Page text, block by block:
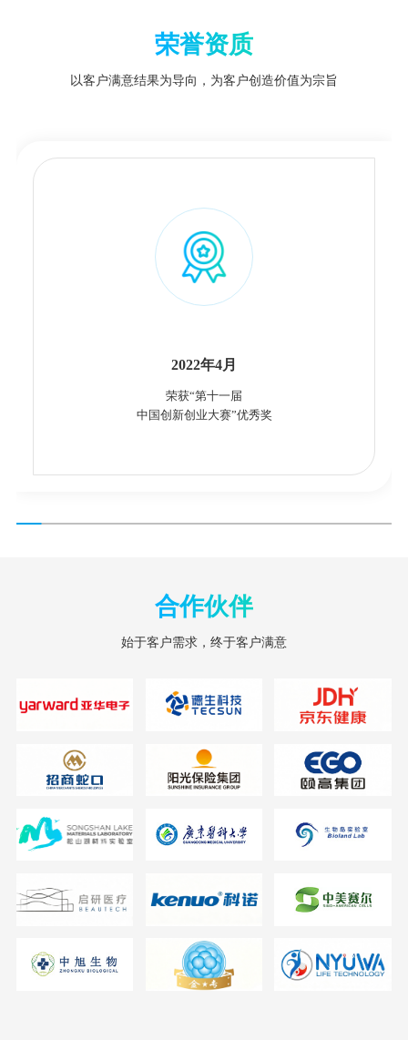
荣誉资质
以客户满意结果为导向，为客户创造价值为宗旨
2022年4月
荣获“第十一届
中国创新创业大赛”优秀奖
合作伙伴
始于客户需求，终于客户满意